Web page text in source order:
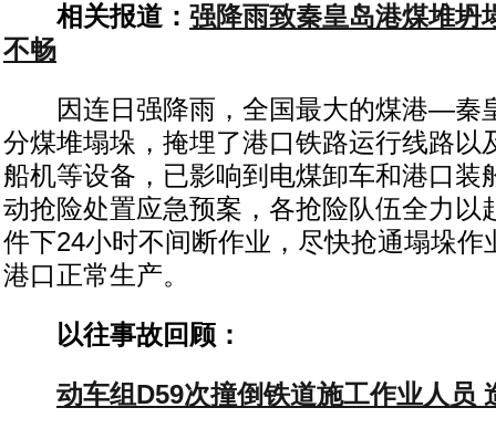
相关报道： 强降雨致秦皇岛港煤堆坍
不畅
因连日强降雨，全国最大的煤港—秦
分煤堆塌垛，掩埋了港口铁路运行线路以
船机等设备，已影响到电煤卸车和港口装
动抢险处置应急预案，各抢险队伍全力以
件下24小时不间断作业，尽快抢通塌垛作
港口正常生产。
以往事故回顾：
动车组D59次撞倒铁道施工作业人员